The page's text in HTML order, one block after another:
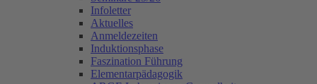
Infoletter
Aktuelles
Anmeldezeiten
Induktionsphase
Faszination Führung
Elementarpädagogik